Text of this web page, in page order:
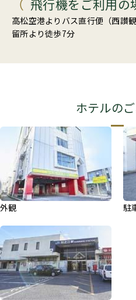
飛行機をご利用の
高松空港よりバス直行便（西讃
留所より徒歩7分
ホテルの
外観 駐